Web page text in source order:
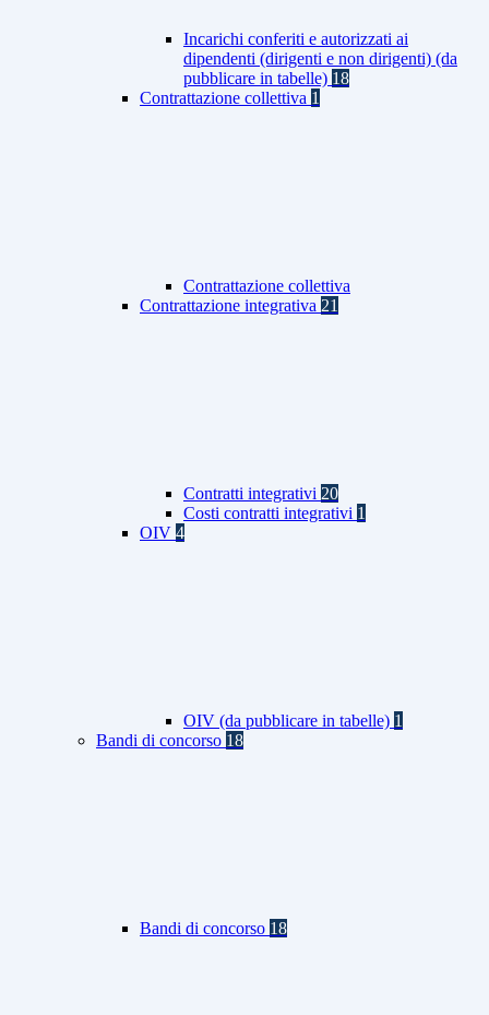
Incarichi conferiti e autorizzati ai
dipendenti (dirigenti e non dirigenti) (da
pubblicare in tabelle) 18
Contrattazione collettiva 1
Contrattazione collettiva
Contrattazione integrativa 21
Contratti integrativi 20
Costi contratti integrativi 1
OIV 4
OIV (da pubblicare in tabelle) 1
Bandi di concorso 18
Bandi di concorso 18